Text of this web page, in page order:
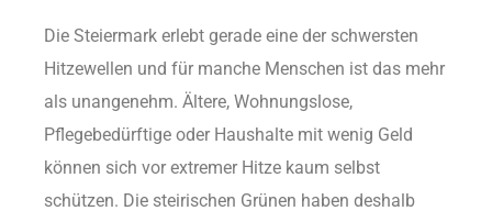
Die Steiermark erlebt gerade eine der schwersten
Hitzewellen und für manche Menschen ist das mehr
als unangenehm. Ältere, Wohnungslose,
Pflegebedürftige oder Haushalte mit wenig Geld
können sich vor extremer Hitze kaum selbst
schützen. Die steirischen Grünen haben deshalb